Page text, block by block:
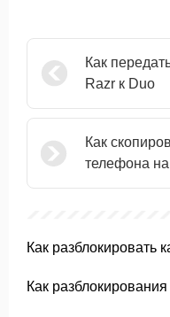
Как
Razr к Duo
Как
телефона
Как разблокировать
Как